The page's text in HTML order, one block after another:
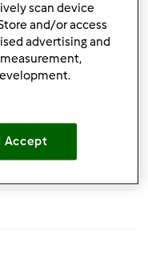
przespis!
scan device
and/or access
advertising and
I Accept